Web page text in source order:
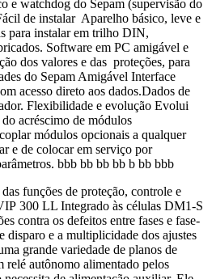
e watchdog do Sepam (supervisão do
de instalar Aparelho básico, leve e
para instalar em trilho DIN,
Software em PC amigável e
dos valores e das proteções, para
do Sepam Amigável Interface
acesso direto aos dados.Dados de
Flexibilidade e evolução Evolui
acréscimo de módulos
módulos opcionais a qualquer
e de colocar em serviço por
bbb bb bb bb b bb bbb
funções de proteção, controle e
300 LL Integrado às células DM1-S
contra os defeitos entre fases e fase-
disparo e a multiplicidade dos ajustes
grande variedade de planos de
autônomo alimentado pelos